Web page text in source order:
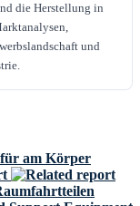
die Herstellung in
und
am Körper